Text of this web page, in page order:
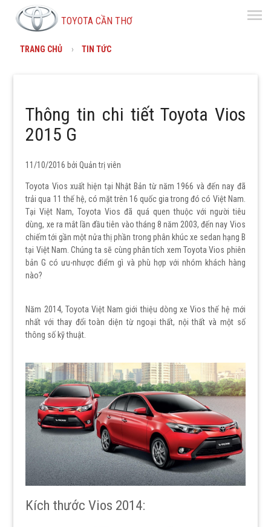
TOYOTA CẦN THƠ menu
TRANG CHỦ TIN TỨC
Thông tin chi tiết Toyota Vios
2015 G
11/10/2016 bởiQuản trị viên
Toyota Vios xuất hiện tại Nhật Bản từ năm 1966 và đến nay đã
trải qua 11 thế hệ, có mặt trên 16 quốc gia trong đó có Việt Nam.
Tại Việt Nam, Toyota Vios đã quá quen thuộc với người tiêu
dùng, xe ra mắt lần đầu tiên vào tháng 8 năm 2003, đến nay Vios
chiếm tới gần một nửa thị phần trong phân khúc xe sedan hạng B
tại Việt Nam. Chúng ta sẽ cùng phân tích xem Toyota Vios phiên
bản G có ưu-nhược điểm gì và phù hợp với nhóm khách hàng
nào?
Năm 2014, Toyota Việt Nam giới thiệu dòng xe Vios thế hệ mới
nhất với thay đổi toàn diện từ ngoại thất, nội thất và một số
thông số kỹ thuật.
Kích thước Vios 2014: